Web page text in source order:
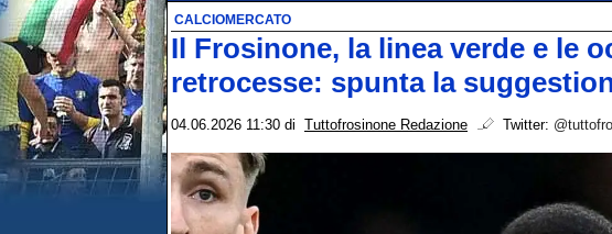
CALCIOMERCATO
Il Frosinone, la linea verde e le
retrocesse: spunta la
04.06.2026 11:30 di Tuttofrosinone Redazione Twitter: